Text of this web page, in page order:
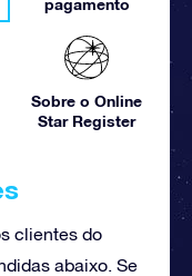
pagamento
Sobre o Online
Star Register
clientes do
abaixo. Se